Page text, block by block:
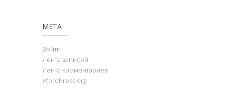
МЕТА
Войти
Лента записей
Лента комментариев
WordPress.org